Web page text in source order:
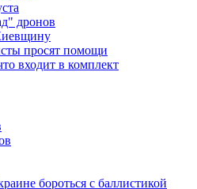
дронов
просят помощи
входит в комплект